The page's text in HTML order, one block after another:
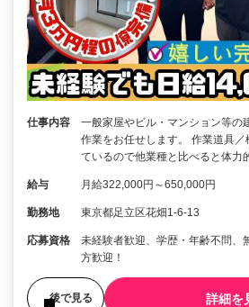
仕事内容
一般家屋やビル・マンション等の
作業をお任せします。 作業道具
ているので他業種と比べると体力
給与 月給322,000円～650,000円
勤務地 東京都足立区花畑1-6-13
応募資格
未経験者歓迎、学歴・年齢不問、
方歓迎！
後で見る 詳細を